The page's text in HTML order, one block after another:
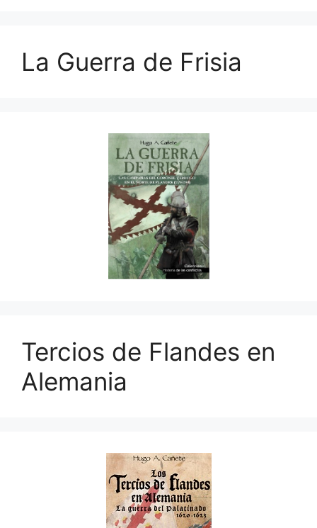
La Guerra de Frisia
Tercios de Flandes en
Alemania